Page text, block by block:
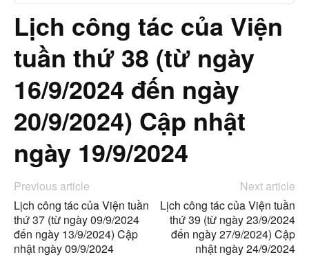
Lịch công tác của Viện
tuần thứ 38 (từ ngày
16/9/2024 đến ngày
20/9/2024) Cập nhật
ngày 19/9/2024
Previous article
Lịch công tác của Viện tuần
thứ 37 (từ ngày 09/9/2024
đến ngày 13/9/2024) Cập
nhật ngày 09/9/2024
Next article
Lịch công tác của Viện tuần
thứ 39 (từ ngày 23/9/2024
đến ngày 27/9/2024) Cập
nhật ngày 24/9/2024